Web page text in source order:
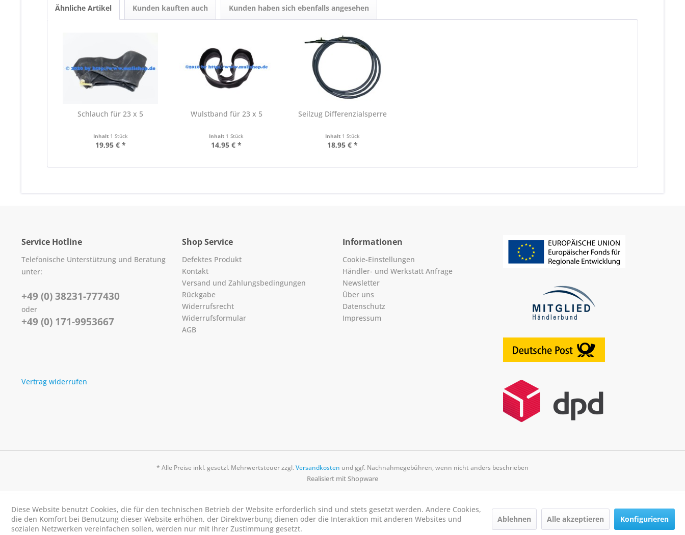
Ähnliche Artikel Kunden kauften auch Kunden haben sich ebenfalls angesehen
Schlauch für 23 x 5
Inhalt 1 Stück
19,95 € *
Wulstband für 23 x 5
Inhalt 1 Stück
14,95 € *
Seilzug Differenzialsperre
Inhalt 1 Stück
18,95 € *
Service Hotline
Telefonische Unterstützung und Beratung
unter:
+49 (0) 38231-777430
oder
+49 (0) 171-9953667
Vertrag widerrufen
Shop Service
Defektes Produkt
Kontakt
Versand und Zahlungsbedingungen
Rückgabe
Widerrufsrecht
Widerrufsformular
AGB
Informationen
Cookie-Einstellungen
Händler- und Werkstatt Anfrage
Newsletter
Über uns
Datenschutz
Impressum
* Alle Preise inkl. gesetzl. Mehrwertsteuer zzgl.Versandkosten und ggf. Nachnahmegebühren, wenn nicht anders beschrieben
Realisiert mit Shopware
Diese Website benutzt Cookies, die für den technischen Betrieb der Website erforderlich sind und stets gesetzt werden. Andere Cookies,
die den Komfort bei Benutzung dieser Website erhöhen, der Direktwerbung dienen oder die Interaktion mit anderen Websites und
sozialen Netzwerken vereinfachen sollen, werden nur mit Ihrer Zustimmung gesetzt.
Ablehnen Alle akzeptieren Konfigurieren